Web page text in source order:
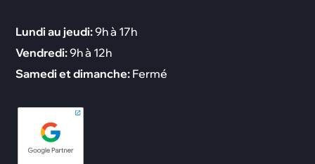
Lundi au jeudi:9h à 17h
Vendredi:9h à 12h
Samedi et dimanche: Fermé